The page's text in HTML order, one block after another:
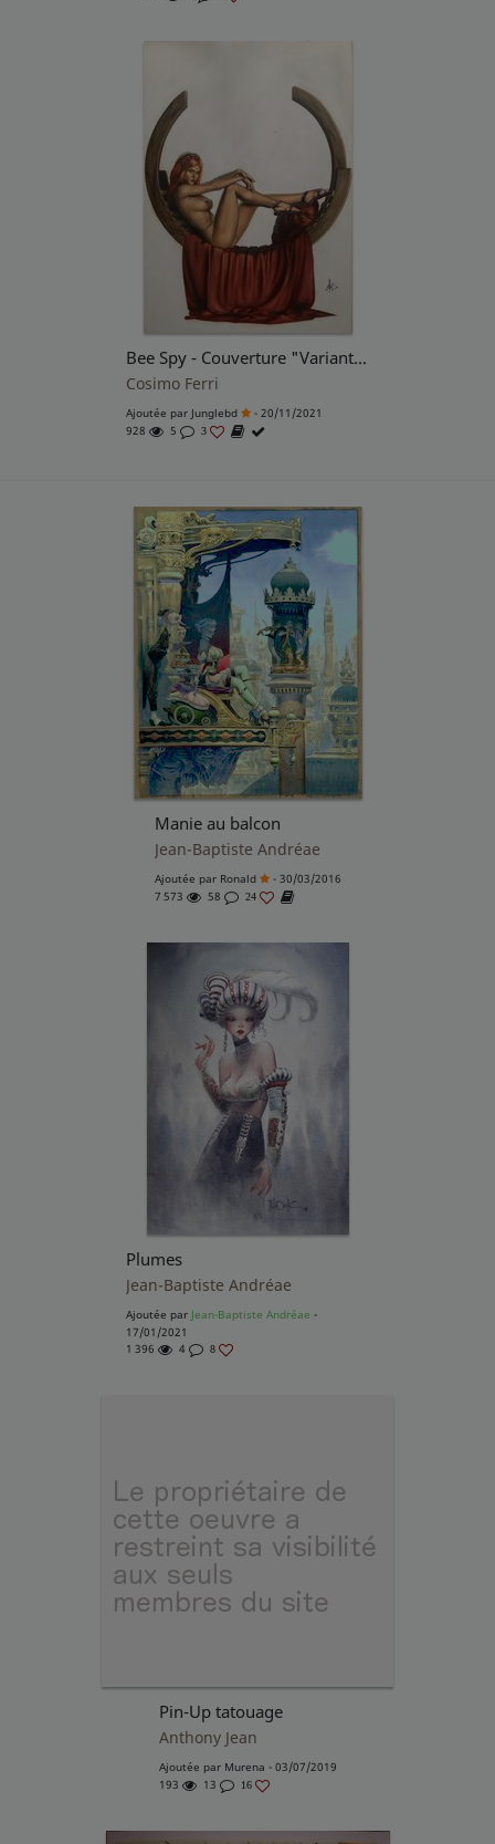
Bee Spy - Couverture "Variant Edition collector"
Cosimo Ferri
Ajoutée par Junglebd
- 20/11/2021
928
5 3
Manie au balcon
Jean-Baptiste Andréae
Ajoutée par Ronald
- 30/03/2016
7 573
58 24
Plumes
Jean-Baptiste Andréae
Ajoutée par Jean-Baptiste Andréae -
17/01/2021
1 396
4 8
Pin-Up tatouage
Anthony Jean
Ajoutée par Murena - 03/07/2019
193
13 16